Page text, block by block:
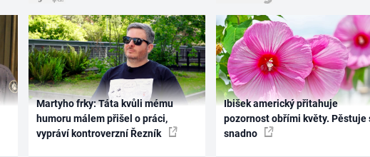
Martyho frky: Táta kvůli mému
humoru málem přišel o práci,
vypráví kontroverzní Řezník
Ibišek americký přitahuje
pozornost obřími květy. Pěstuje
snadno